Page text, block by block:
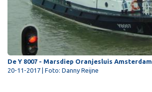
De Y 8007 - Marsdiep Oranjesluis Amsterdam.
20-11-2017 | Foto: Danny Reijne